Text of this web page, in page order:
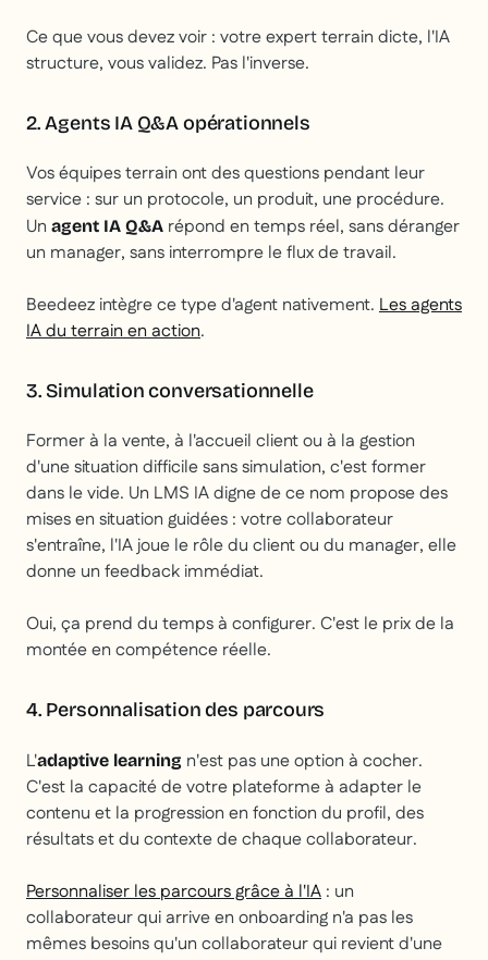
Ce que vous devez voir : votre expert terrain dicte, l'IA
structure, vous validez. Pas l'inverse.
2. Agents IA Q&A opérationnels
Vos équipes terrain ont des questions pendant leur
service : sur un protocole, un produit, une procédure.
Un agent IA Q&A répond en temps réel, sans déranger
un manager, sans interrompre le flux de travail.
Beedeez intègre ce type d'agent nativement. Les agents
IA du terrain en action.
3. Simulation conversationnelle
Former à la vente, à l'accueil client ou à la gestion
d'une situation difficile sans simulation, c'est former
dans le vide. Un LMS IA digne de ce nom propose des
mises en situation guidées : votre collaborateur
s'entraîne, l'IA joue le rôle du client ou du manager, elle
donne un feedback immédiat.
Oui, ça prend du temps à configurer. C'est le prix de la
montée en compétence réelle.
4. Personnalisation des parcours
L'adaptive learning n'est pas une option à cocher.
C'est la capacité de votre plateforme à adapter le
contenu et la progression en fonction du profil, des
résultats et du contexte de chaque collaborateur.
Personnaliser les parcours grâce à l'IA : un
collaborateur qui arrive en onboarding n'a pas les
mêmes besoins qu'un collaborateur qui revient d'une